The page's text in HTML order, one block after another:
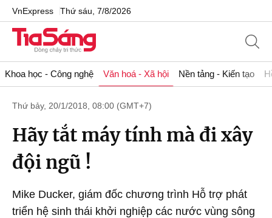
VnExpress Thứ sáu, 7/8/2026
Khoa học - Công nghệ Văn hoá - Xã hội Nền tảng - Kiến tạo
Thứ bảy, 20/1/2018, 08:00 (GMT+7)
Hãy tắt máy tính mà đi xây
đội ngũ !
Mike Ducker, giám đốc chương trình Hỗ trợ phát
triển hệ sinh thái khởi nghiệp các nước vùng sông